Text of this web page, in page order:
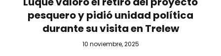
pesquero y pidió unidad política
durante su visita en Trelew
10 noviembre, 2025